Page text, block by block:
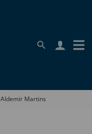
Aldemir Martins